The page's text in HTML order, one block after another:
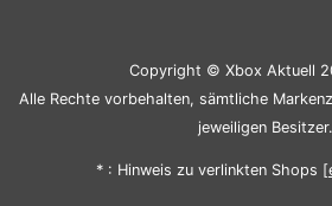
Copyright © Xbox Aktuell
Alle Rechte vorbehalten, sämtliche
jeweiligen Besitzer.
* : Hinweis zu verlinkten Shops [